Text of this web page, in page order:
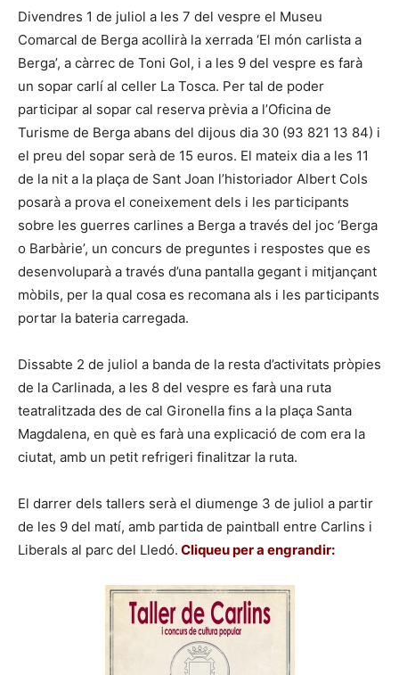
Divendres 1 de juliol a les 7 del vespre el Museu
Comarcal de Berga acollirà la xerrada ‘El món carlista a
Berga’, a càrrec de Toni Gol, i a les 9 del vespre es farà
un sopar carlí al celler La Tosca. Per tal de poder
participar al sopar cal reserva prèvia a l’Oficina de
Turisme de Berga abans del dijous dia 30 (93 821 13 84) i
el preu del sopar serà de 15 euros. El mateix dia a les 11
de la nit a la plaça de Sant Joan l’historiador Albert Cols
posarà a prova el coneixement dels i les participants
sobre les guerres carlines a Berga a través del joc ‘Berga
o Barbàrie’, un concurs de preguntes i respostes que es
desenvoluparà a través d’una pantalla gegant i mitjançant
mòbils, per la qual cosa es recomana als i les participants
portar la bateria carregada.
Dissabte 2 de juliol a banda de la resta d’activitats pròpies
de la Carlinada, a les 8 del vespre es farà una ruta
teatralitzada des de cal Gironella fins a la plaça Santa
Magdalena, en què es farà una explicació de com era la
ciutat, amb un petit refrigeri finalitzar la ruta.
El darrer dels tallers serà el diumenge 3 de juliol a partir
de les 9 del matí, amb partida de paintball entre Carlins i
Liberals al parc del Lledó. Cliqueu per a engrandir: